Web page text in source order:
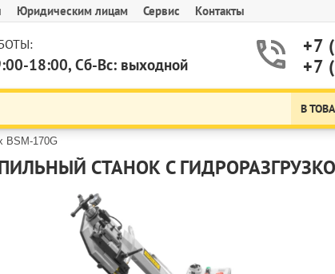
Юридическим лицам Сервис Контакты
18:00, Сб-Вс: выходной
+7
+7
В
BSМ-170G
СТАНОК С